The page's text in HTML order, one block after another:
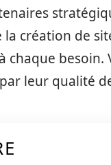
création de
chaque
leur qualité